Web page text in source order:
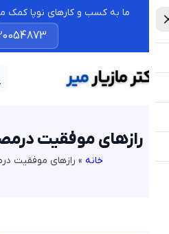
ما به کسب و کارهای نوپا کمک می
09120054873
رازهای موفقیت
»رازهای موفقیت